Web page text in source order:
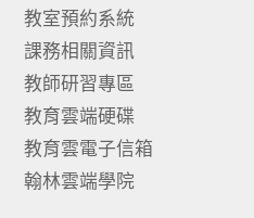
教室預約系統
課務相關資訊
教師研習專區
教育雲端硬碟
教育雲電子信箱
翰林雲端學院